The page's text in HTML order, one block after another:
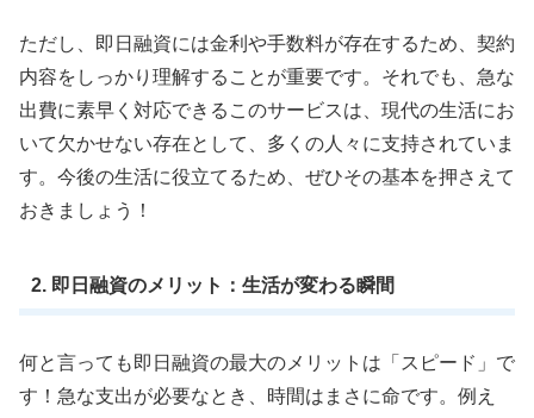
ただし、即日融資には金利や手数料が存在するため、契約
内容をしっかり理解することが重要です。それでも、急な
出費に素早く対応できるこのサービスは、現代の生活にお
いて欠かせない存在として、多くの人々に支持されていま
す。今後の生活に役立てるため、ぜひその基本を押さえて
おきましょう！
2. 即日融資のメリット：生活が変わる瞬間
何と言っても即日融資の最大のメリットは「スピード」で
す！急な支出が必要なとき、時間はまさに命です。例え